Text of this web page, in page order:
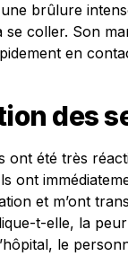
brûlure
se coller. Son
en
des
ont été très
ont
et m’ont
t-elle, la
le